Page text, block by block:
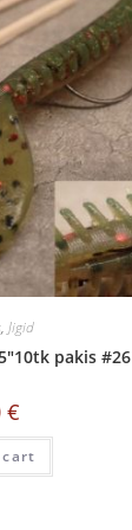
, Jigid
pakis #26
€
cart